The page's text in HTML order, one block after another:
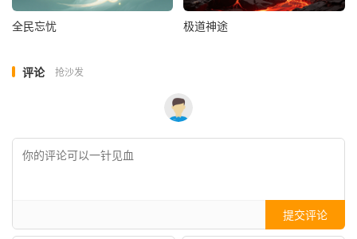
全民忘忧 极道神途
评论 抢沙发
提交评论